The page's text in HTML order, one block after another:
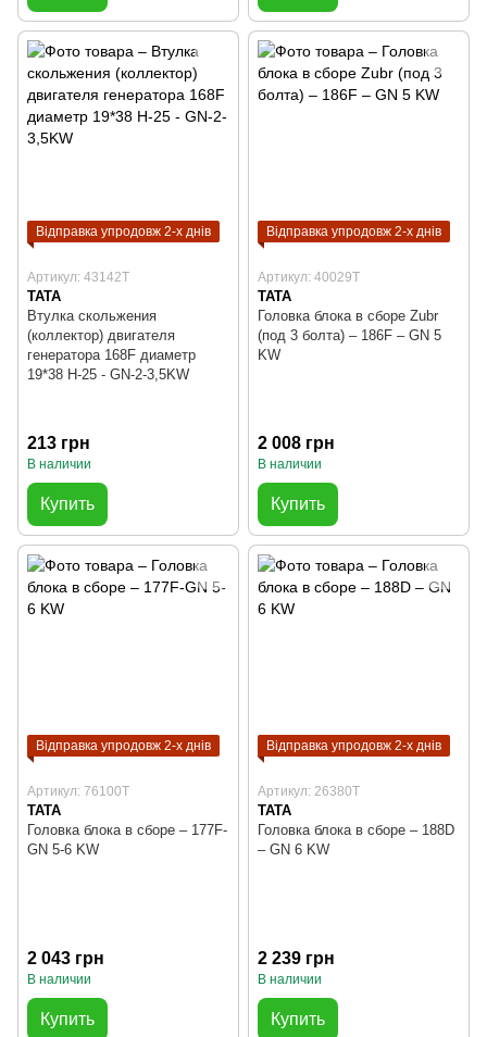
Відправка упродовж 2-х днів
Артикул: 43142T
TATA
Втулка скольжения
(коллектор) двигателя
генератора 168F диаметр
19*38 H-25 - GN-2-3,5KW
213 грн
В наличии
Купить
Відправка упродовж 2-х днів
Артикул: 40029T
TATA
Головка блока в сборе Zubr
(под 3 болта) – 186F – GN 5
KW
2 008 грн
В наличии
Купить
Відправка упродовж 2-х днів
Артикул: 76100T
TATA
Головка блока в сборе – 177F-
GN 5-6 KW
2 043 грн
В наличии
Купить
Відправка упродовж 2-х днів
Артикул: 26380T
TATA
Головка блока в сборе – 188D
– GN 6 KW
2 239 грн
В наличии
Купить